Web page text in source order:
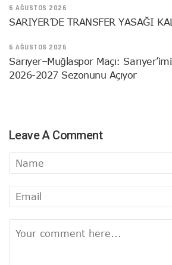
6 AĞUSTOS 2026
SARIYER’DE TRANSFER YASAĞI
6 AĞUSTOS 2026
Sarıyer–Muğlaspor Maçı:
2026-2027 Sezonunu Açıyor
Leave A Comment